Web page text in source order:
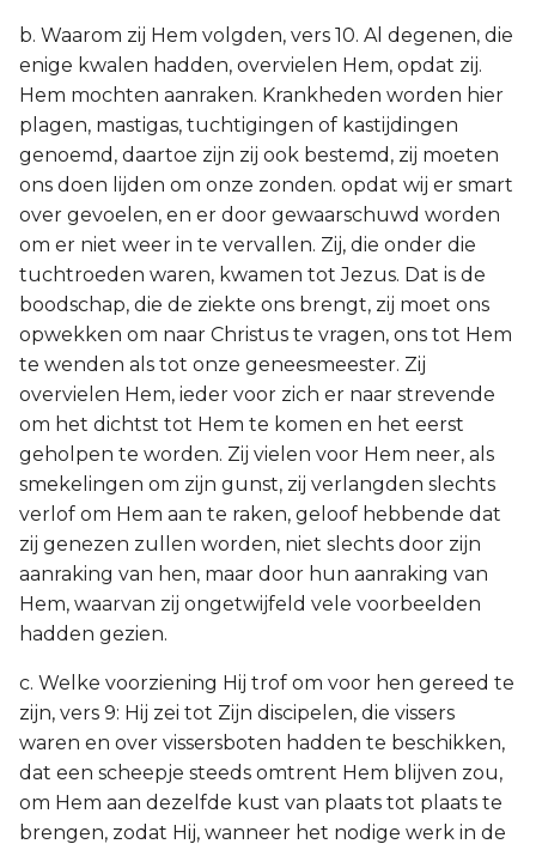
b. Waarom zij Hem volgden, vers 10. Al degenen, die
enige kwalen hadden, overvielen Hem, opdat zij.
Hem mochten aanraken. Krankheden worden hier
plagen, mastigas, tuchtigingen of kastijdingen
genoemd, daartoe zijn zij ook bestemd, zij moeten
ons doen lijden om onze zonden. opdat wij er smart
over gevoelen, en er door gewaarschuwd worden
om er niet weer in te vervallen. Zij, die onder die
tuchtroeden waren, kwamen tot Jezus. Dat is de
boodschap, die de ziekte ons brengt, zij moet ons
opwekken om naar Christus te vragen, ons tot Hem
te wenden als tot onze geneesmeester. Zij
overvielen Hem, ieder voor zich er naar strevende
om het dichtst tot Hem te komen en het eerst
geholpen te worden. Zij vielen voor Hem neer, als
smekelingen om zijn gunst, zij verlangden slechts
verlof om Hem aan te raken, geloof hebbende dat
zij genezen zullen worden, niet slechts door zijn
aanraking van hen, maar door hun aanraking van
Hem, waarvan zij ongetwijfeld vele voorbeelden
hadden gezien.
c. Welke voorziening Hij trof om voor hen gereed te
zijn, vers 9: Hij zei tot Zijn discipelen, die vissers
waren en over vissersboten hadden te beschikken,
dat een scheepje steeds omtrent Hem blijven zou,
om Hem aan dezelfde kust van plaats tot plaats te
brengen, zodat Hij, wanneer het nodige werk in de